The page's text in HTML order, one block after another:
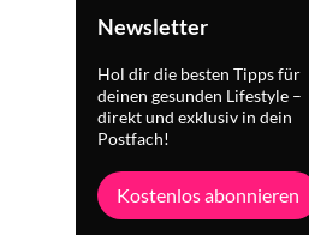
Newsletter
Hol dir die besten Tipps für
deinen gesunden Lifestyle –
direkt und exklusiv in dein
Postfach!
Kostenlos abonnieren